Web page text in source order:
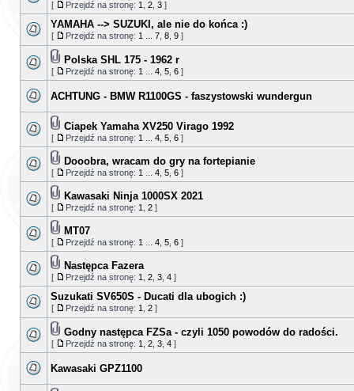
[ Przejdź na stronę: 1 2 3 ]
YAMAHA --> SUZUKI, ale nie do końca :)
[ Przejdź na stronę: 1 7 8 9 ]
Polska SHL 175 - 1962 r
[ Przejdź na stronę: 1 4 5 6 ]
ACHTUNG - BMW R1100GS - faszystowski wundergun
Ciapek Yamaha XV250 Virago 1992
[ Przejdź na stronę: 1 4 5 6 ]
Dooobra, wracam do gry na fortepianie
[ Przejdź na stronę: 1 4 5 6 ]
Kawasaki Ninja 1000SX 2021
[ Przejdź na stronę: 1 2 ]
MT07
[ Przejdź na stronę: 1 4 5 6 ]
Następca Fazera
[ Przejdź na stronę: 1 2 3 4 ]
Suzukati SV650S - Ducati dla ubogich :)
[ Przejdź na stronę: 1 2 ]
Godny następca FZSa - czyli 1050 powodów do radości.
[ Przejdź na stronę: 1 2 3 4 ]
Kawasaki GPZ1100